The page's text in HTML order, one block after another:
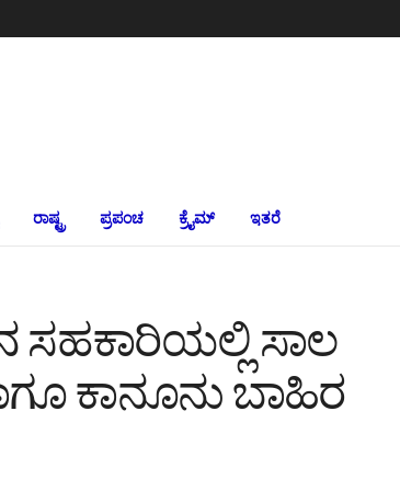
ರಾಷ್ಟ್ರ ಪ್ರಪಂಚ ಕ್ರೈಮ್‌ ಇತರೆ
ಸಹಕಾರಿಯಲ್ಲಿ ಸಾಲ
ಕಾನೂನು ಬಾಹಿರ